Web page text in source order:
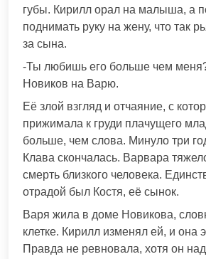
губы. Кирилл орал на малыша, а
поднимать руку на жену, что так
за сына.
-Ты любишь его больше чем
Новиков на Варю.
Её злой взгляд и отчаяние, с
прижимала к груди плачущего
больше, чем слова. Минуло три
Клава скончалась. Варвара
смерть близкого человека.
отрадой был Костя, её сынок.
Варя жила в доме Новикова,
клетке. Кирилл изменял ей, и она
Правда не ревновала, хотя он